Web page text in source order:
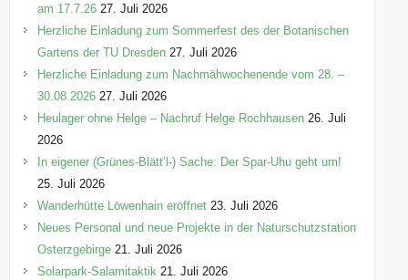
am 17.7.26 27. Juli 2026
Herzliche Einladung zum Sommerfest des der Botanischen
Gartens der TU Dresden 27. Juli 2026
Herzliche Einladung zum Nachmähwochenende vom 28. –
30.08.2026 27. Juli 2026
Heulager ohne Helge – Nachruf Helge Rochhausen 26. Juli
2026
In eigener (Grünes-Blätt’l-) Sache: Der Spar-Uhu geht um!
25. Juli 2026
Wanderhütte Löwenhain eröffnet 23. Juli 2026
Neues Personal und neue Projekte in der Naturschutzstation
Osterzgebirge 21. Juli 2026
Solarpark-Salamitaktik 21. Juli 2026